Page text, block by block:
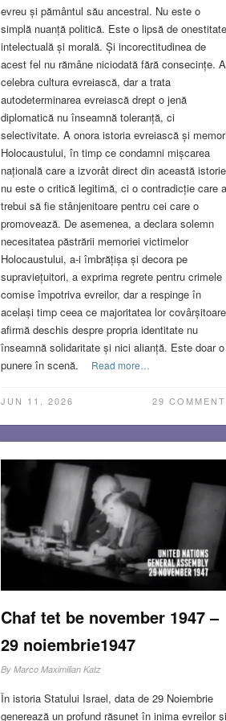
evreu și pământul său ancestral. Nu este o
simplă nuanță politică. Este o lipsă de onestitate
intelectuală și morală. Și incorectitudinea de
acest fel nu rămâne niciodată fără consecințe. A
celebra cultura evreiască, dar a trata
autodeterminarea evreiască drept o jenă
diplomatică nu înseamnă toleranță, ci
selectivitate. A onora istoria evreiască și
Holocaustului, în timp ce condamni mișcarea
națională care a izvorât direct din această
nu este o critică legitimă, ci o contradicție care
trebui să fie stânjenitoare pentru cei care o
promovează. De asemenea, a declara solemn
necesitatea păstrării memoriei victimelor
Holocaustului, a-i îmbrățișa și decora pe
supraviețuitori, a exprima regrete pentru crimele
comise împotriva evreilor, dar a respinge în
același timp ceea ce majoritatea lor covârșitoare
afirmă deschis despre propria identitate nu
înseamnă solidaritate și nici alianță. Este doar o
punere în scenă.
Read more…
JUN 11, 2026 29
Chaf tet be november 1947 –
29 noiembrie1947
By Marco Maximilian Katz
În istoria Statului Israel, data de 29 Noiembrie
generează un profund răsunet în inima evreilor şi